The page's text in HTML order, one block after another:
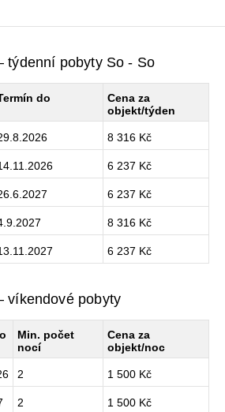
týdenní pobyty So - So
do
Cena za
objekt/týden
8 316 Kč
6 237 Kč
6 237 Kč
8 316 Kč
6 237 Kč
víkendové pobyty
Min. počet
nocí
Cena za
objekt/noc
2 1 500 Kč
2 1 500 Kč